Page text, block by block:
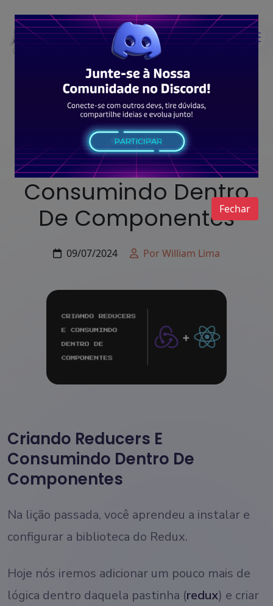
Typescript
Criando Reducers E
Consumindo Dentro
De Componentes
09/07/2024 Por William Lima
Criando Reducers E
Consumindo Dentro De
Componentes
Na lição passada, você aprendeu a instalar e
configurar a biblioteca do Redux.
Hoje nós iremos adicionar um pouco mais de
lógica dentro daquela pastinha (redux) e criar
Fechar